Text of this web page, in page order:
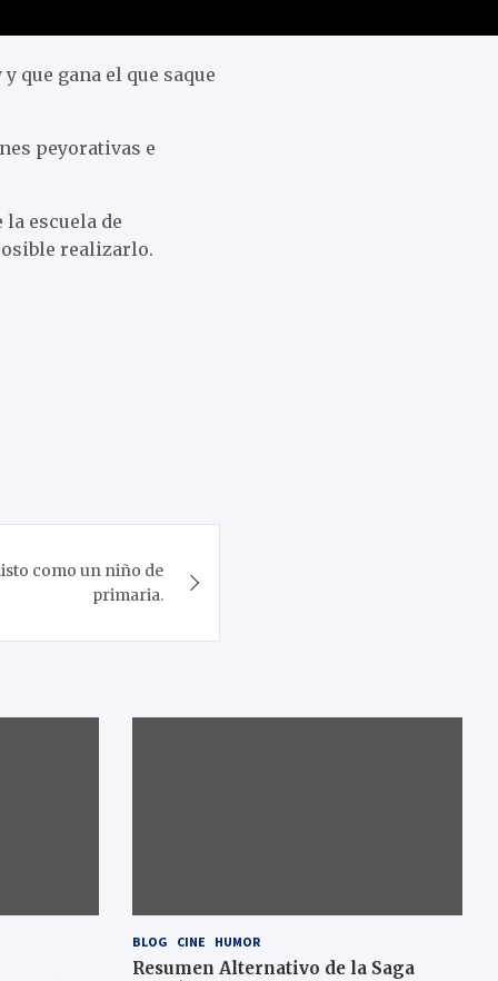
que gana el que saque
peyorativas e
escuela de
realizarlo.
como un niño de
primaria.
BLOG CINE HUMOR
Resumen Alternativo de la Saga